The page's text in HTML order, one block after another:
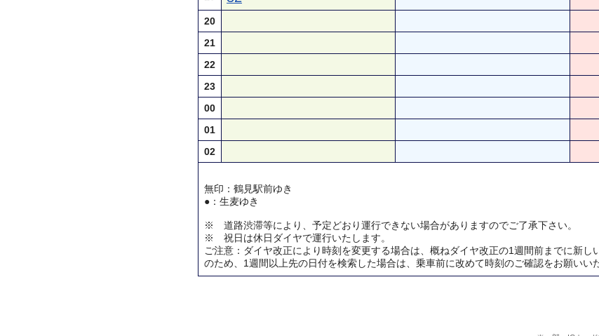
20
21
22
23
00
01
02
無印：鶴見駅前ゆき
●：生麦ゆき
※ 道路渋滞等により、予定どおり運行できない場合がありますのでご了承下さい。
※ 祝日は休日ダイヤで運行いたします。
ご注意：ダイヤ改正により時刻を変更する場合は、概ねダイヤ改正の1週間前までに新し
のため、1週間以上先の日付を検索した場合は、乗車前に改めて時刻のご確認をお願いい